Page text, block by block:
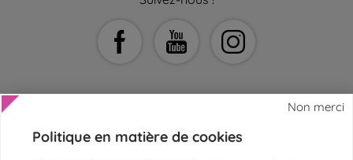
AIDE ET CONTACT
Non merci
Politique en matière de cookies